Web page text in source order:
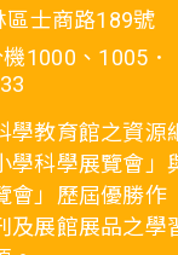
士商路189號
1000、1005．
學教育館之資源
學科學展覽會」
會」歷屆優勝作
及展館展品之學